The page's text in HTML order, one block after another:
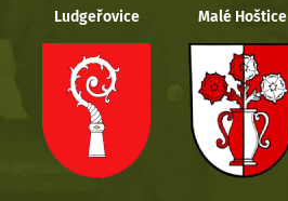
Ludgeřovice Malé Hoštice